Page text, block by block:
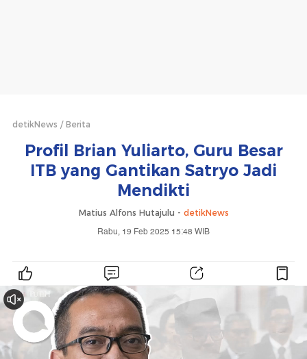
detikNews Berita
Profil Brian Yuliarto, Guru Besar
ITB yang Gantikan Satryo Jadi
Mendikti
Matius Alfons Hutajulu - detikNews
Rabu, 19 Feb 2025 15:48 WIB